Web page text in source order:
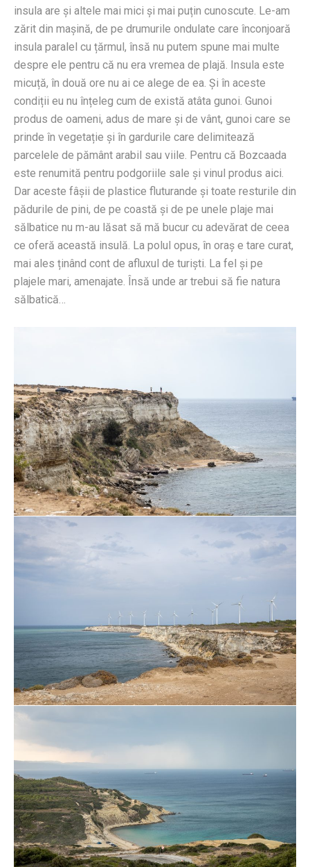
insula are și altele mai mici și mai puțin cunoscute. Le-am
zărit din mașină, de pe drumurile ondulate care înconjoară
insula paralel cu țărmul, însă nu putem spune mai multe
despre ele pentru că nu era vremea de plajă. Insula este
micuță, în două ore nu ai ce alege de ea. Și în aceste
condiții eu nu înțeleg cum de există atâta gunoi. Gunoi
produs de oameni, adus de mare și de vânt, gunoi care se
prinde în vegetație și în gardurile care delimitează
parcelele de pământ arabil sau viile. Pentru că Bozcaada
este renumită pentru podgoriile sale și vinul produs aici.
Dar aceste fâșii de plastice fluturande și toate resturile din
pădurile de pini, de pe coastă și de pe unele plaje mai
sălbatice nu m-au lăsat să mă bucur cu adevărat de ceea
ce oferă această insulă. La polul opus, în oraș e tare curat,
mai ales ținând cont de afluxul de turiști. La fel și pe
plajele mari, amenajate. Însă unde ar trebui să fie natura
sălbatică…